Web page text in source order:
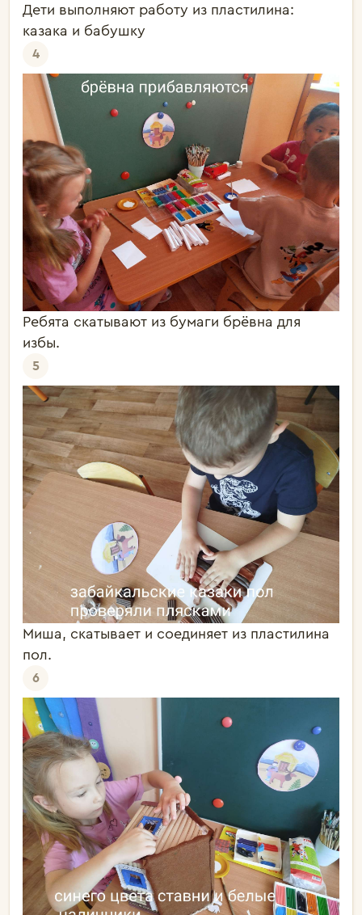
Дети выполняют работу из пластилина:
казака и бабушку
4
Ребята скатывают из бумаги брёвна для
избы.
5
Миша, скатывает и соединяет из пластилина
пол.
6